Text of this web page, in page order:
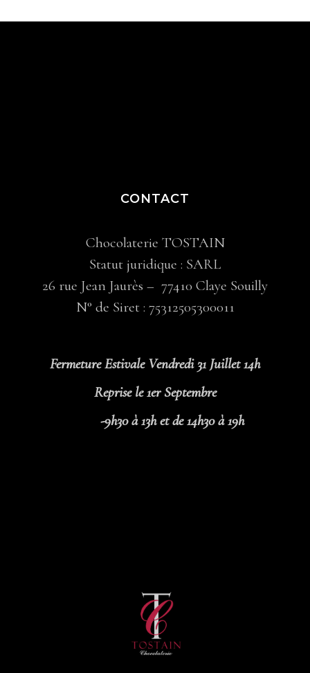
CONTACT
Chocolaterie TOSTAIN
Statut juridique : SARL
26 rue Jean Jaurès – 77410 Claye Souilly
N° de Siret : 75312505300011
Fermeture Estivale Vendredi 31 Juillet 14h
Reprise le 1er Septembre
-9h30 à 13h et de 14h30 à 19h